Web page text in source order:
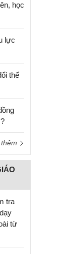
học
lực
thế
tra
từ